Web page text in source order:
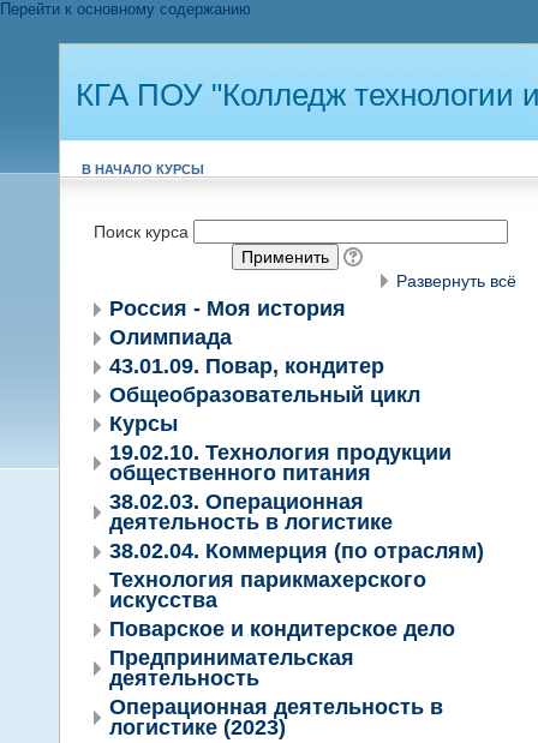
Перейти к основному содержанию
КГА ПОУ "Колледж технологии
В НАЧАЛО КУРСЫ
Поиск курса
Применить
Развернуть всё
Россия - Моя история
Олимпиада
43.01.09. Повар, кондитер
Общеобразовательный цикл
Курсы
19.02.10. Технология продукции
общественного питания
38.02.03. Операционная
деятельность в логистике
38.02.04. Коммерция (по отраслям)
Технология парикмахерского
искусства
Поварское и кондитерское дело
Предпринимательская
деятельность
Операционная деятельность в
логистике (2023)